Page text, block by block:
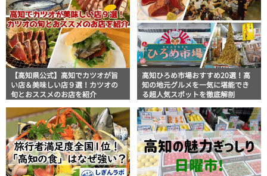
【高知県公式】高知でカツオが旨
い店＆美味しい店９選！カツオの
旬とおススメのお店を紹介
高知ひろめ市場おすすめ20選！高
知の地元グルメを一気に堪能でき
る超人気スポットを徹底解剖